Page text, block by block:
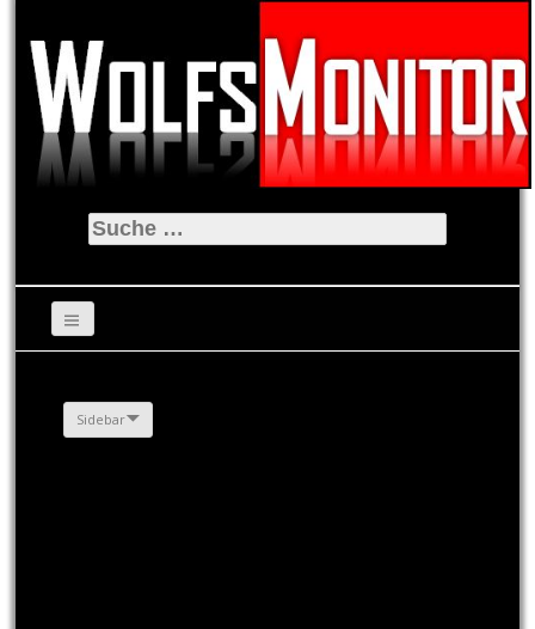
Suche
nach:
Sidebar